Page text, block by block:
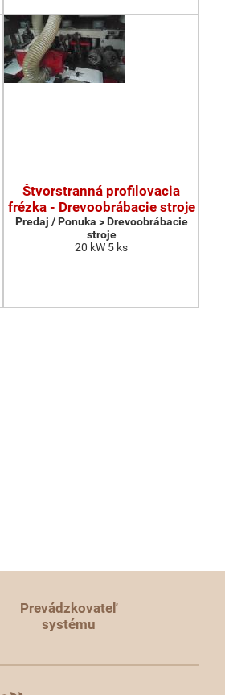
Štvorstranná profilovacia
frézka - Drevoobrábacie stroje
Predaj / Ponuka > Drevoobrábacie
stroje
20 kW 5 ks
Prevádzkovateľ
systému